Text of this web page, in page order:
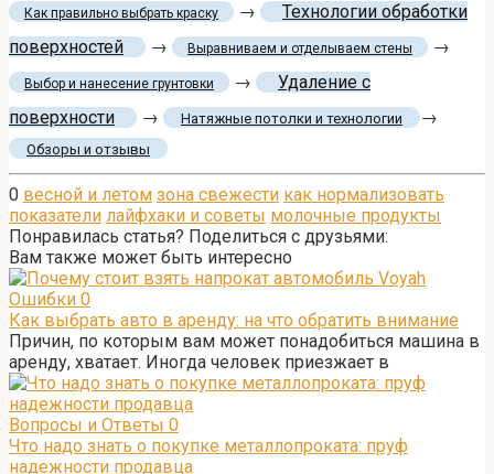
Как правильно выбрать краску →
Технологии обработки
поверхностей
→ Выравниваем и отделываем стены →
Выбор и нанесение грунтовки →
Удаление с
поверхности
→ Натяжные потолки и технологии →
Обзоры и отзывы
0 весной и летом зона свежести как нормализовать
показатели лайфхаки и советы молочные продукты
Понравилась статья? Поделиться с друзьями:
Вам также может быть интересно
Ошибки 0
Как выбрать авто в аренду: на что обратить внимание
Причин, по которым вам может понадобиться машина в
аренду, хватает. Иногда человек приезжает в
Вопросы и Ответы 0
Что надо знать о покупке металлопроката: пруф
надежности продавца